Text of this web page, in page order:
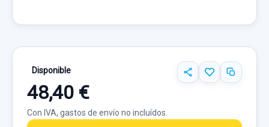
Disponible
48,40 €
Con IVA, gastos de envío no incluídos.